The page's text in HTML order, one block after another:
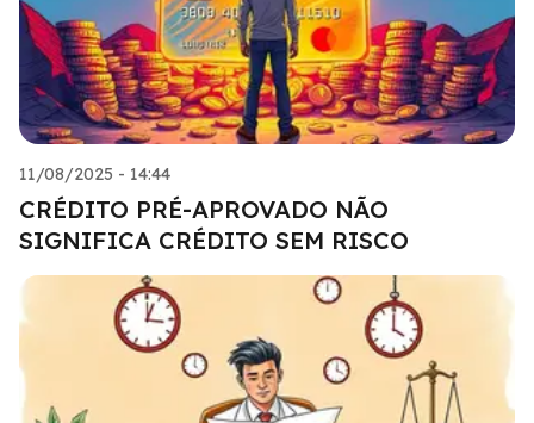
11/08/2025 - 14:44
CRÉDITO PRÉ-APROVADO NÃO
SIGNIFICA CRÉDITO SEM RISCO